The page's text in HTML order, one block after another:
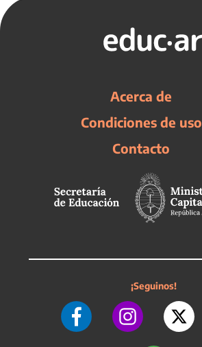
Acerca de
Condiciones de uso
Contacto
¡Seguinos!